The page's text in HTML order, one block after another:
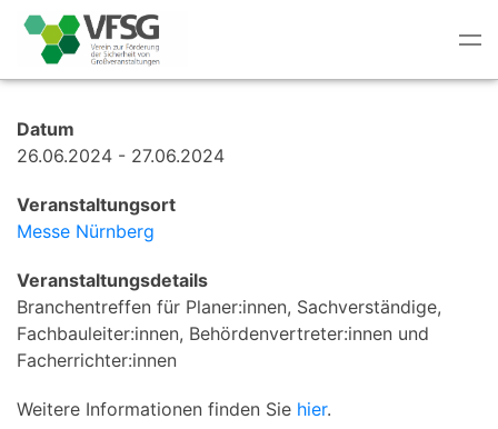
Datum
26.06.2024 - 27.06.2024
Veranstaltungsort
Messe Nürnberg
Veranstaltungsdetails
Branchentreffen für Planer:innen, Sachverständige,
Fachbauleiter:innen, Behördenvertreter:innen und
Facherrichter:innen
Weitere Informationen finden Sie hier.